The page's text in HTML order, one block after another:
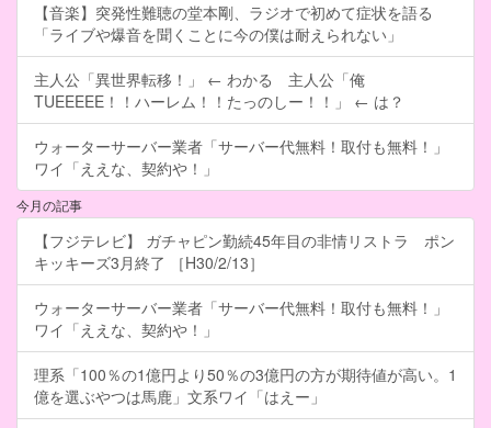
【音楽】突発性難聴の堂本剛、ラジオで初めて症状を語る
「ライブや爆音を聞くことに今の僕は耐えられない」
主人公「異世界転移！」 ← わかる 主人公「俺
TUEEEEE！！ハーレム！！たっのしー！！」 ← は？
ウォーターサーバー業者「サーバー代無料！取付も無料！」
ワイ「ええな、契約や！」
今月の記事
【フジテレビ】 ガチャピン勤続45年目の非情リストラ ポン
キッキーズ3月終了 ［H30/2/13］
ウォーターサーバー業者「サーバー代無料！取付も無料！」
ワイ「ええな、契約や！」
理系「100％の1億円より50％の3億円の方が期待値が高い。1
億を選ぶやつは馬鹿」文系ワイ「はえー」